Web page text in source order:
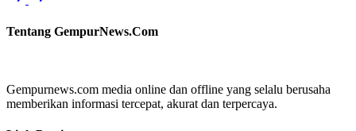
Tentang GempurNews.Com
Gempurnews.com media online dan offline yang selalu berusaha
memberikan informasi tercepat, akurat dan terpercaya.